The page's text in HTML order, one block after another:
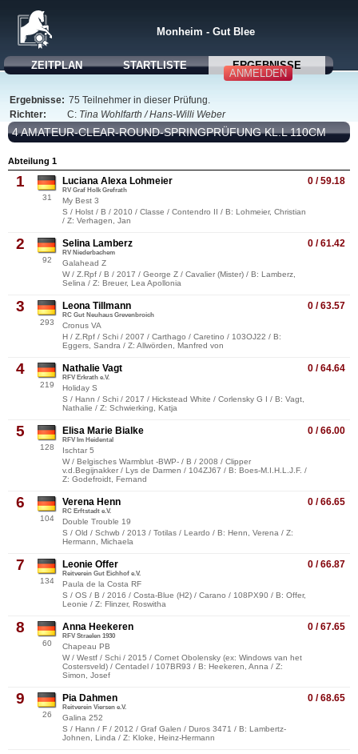
ANMELDEN
Monheim - Gut Blee
ZEITPLAN STARTLISTE ERGEBNISSE
Ergebnisse: 75 Teilnehmer in dieser Prüfung.
Richter:
C: Tina Wohlfarth / Hans-Willi Weber
4 AMATEUR-CLEAR-ROUND-SPRINGPRÜFUNG KL.L 110CM
Abteilung 1
1
31
0 / 59.18
Luciana Alexa Lohmeier
RV Graf Holk Grefrath
My Best 3
S / Holst / B / 2010 / Classe / Contendro II / B: Lohmeier, Christian
/ Z: Verhagen, Jan
2
92
0 / 61.42
Selina Lamberz
RV Niederbachem
Galahead Z
W / Z.Rpf / B / 2017 / George Z / Cavalier (Mister) / B: Lamberz,
Selina / Z: Breuer, Lea Apollonia
3
293
0 / 63.57
Leona Tillmann
RC Gut Neuhaus Grevenbroich
Cronus VA
H / Z.Rpf / Schi / 2007 / Carthago / Caretino / 103OJ22 / B:
Eggers, Sandra / Z: Allwörden, Manfred von
4
219
0 / 64.64
Nathalie Vagt
RFV Erkrath e.V.
Holiday S
S / Hann / Schi / 2017 / Hickstead White / Corlensky G I / B: Vagt,
Nathalie / Z: Schwierking, Katja
5
128
0 / 66.00
Elisa Marie Bialke
RFV Im Heidental
Ischtar 5
W / Belgisches Warmblut -BWP- / B / 2008 / Clipper
v.d.Begijnakker / Lys de Darmen / 104ZJ67 / B: Boes-M.I.H.L.J.F. /
Z: Godefroidt, Fernand
6
104
0 / 66.65
Verena Henn
RC Erftstadt e.V.
Double Trouble 19
S / Old / Schwb / 2013 / Totilas / Leardo / B: Henn, Verena / Z:
Hermann, Michaela
7
134
0 / 66.87
Leonie Offer
Reitverein Gut Eichhof e.V.
Paula de la Costa RF
S / OS / B / 2016 / Costa-Blue (H2) / Carano / 108PX90 / B: Offer,
Leonie / Z: Flinzer, Roswitha
8
60
0 / 67.65
Anna Heekeren
RFV Straelen 1930
Chapeau PB
W / Westf / Schi / 2015 / Cornet Obolensky (ex: Windows van het
Costersveld) / Centadel / 107BR93 / B: Heekeren, Anna / Z:
Simon, Josef
9
26
0 / 68.65
Pia Dahmen
Reitverein Viersen e.V.
Galina 252
S / Hann / F / 2012 / Graf Galen / Duros 3471 / B: Lambertz-
Johnen, Linda / Z: Kloke, Heinz-Hermann